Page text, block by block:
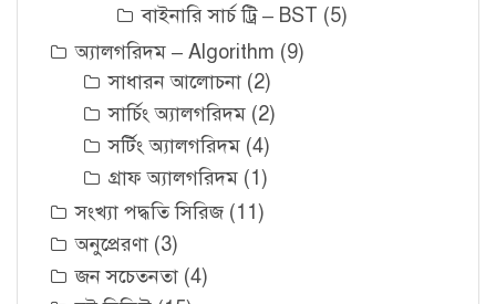
বাইনারি সার্চ ট্রি – BST (5)
অ্যালগরিদম – Algorithm (9)
সাধারন আলোচনা (2)
সার্চিং অ্যালগরিদম (2)
সর্টিং অ্যালগরিদম (4)
গ্রাফ অ্যালগরিদম (1)
সংখ্যা পদ্ধতি সিরিজ (11)
অনুপ্রেরণা (3)
জন সচেতনতা (4)